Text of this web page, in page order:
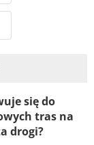
się do
tras na
drogi?